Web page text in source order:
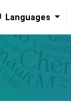
Languages